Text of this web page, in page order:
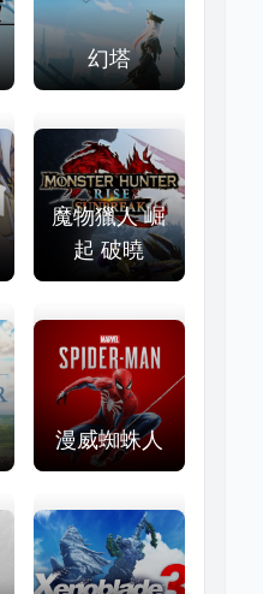
幻塔
魔物獵人 崛
起 破曉
漫威蜘蛛人